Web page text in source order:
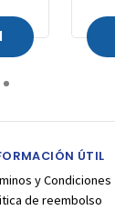
ÚTIL
y Condiciones
de reembolso